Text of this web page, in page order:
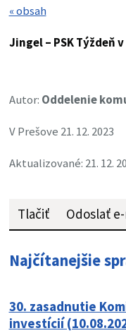
« obsah
Jingel – PSK Týždeň v
Autor: Oddelenie
V Prešove 21. 12. 2023
Aktualizované: 21. 12.
Tlačiť Odoslať
Najčítanejšie
30. zasadnutie
investícií